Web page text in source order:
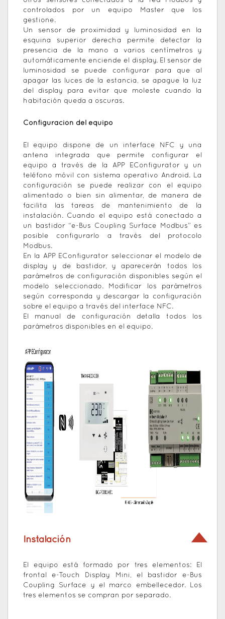
controlados por un equipo Master que los
gestione.
Un sensor de proximidad y luminosidad en la
esquina superior derecha permite detectar la
presencia de la mano a varios centímetros y
automáticamente enciende el display. El sensor de
luminosidad se puede configurar para que al
apagar las luces de la estancia, se apague la luz
del display para evitar que moleste cuando la
habitación queda a oscuras.
Configuración del equipo
El equipo dispone de un interface NFC y una
antena integrada que permite configurar el
equipo a través de la APP EConfigurator y un
teléfono móvil con sistema operativo Android. La
configuración se puede realizar con el equipo
alimentado o bien sin alimentar, de manera de
facilita las tareas de mantenimiento de la
instalación. Cuando el equipo está conectado a
un bastidor “e-Bus Coupling Surface Modbus” es
posible configurarlo a través del protocolo
Modbus.
En la APP EConfigurator seleccionar el modelo de
display y de bastidor, y aparecerán todos los
parámetros de configuración disponibles según el
modelo seleccionado. Modificar los parámetros
según corresponda y descargar la configuración
sobre el equipo a través del interface NFC.
El manual de configuración detalla todos los
parámetros disponibles en el equipo.
Instalación
El equipo está formado por tres elementos: El
frontal e-Touch Display Mini, el bastidor e-Bus
Coupling Surface y el marco embellecedor. Los
tres elementos se compran por separado.